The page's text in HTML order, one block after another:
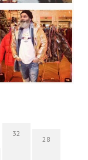
32
28